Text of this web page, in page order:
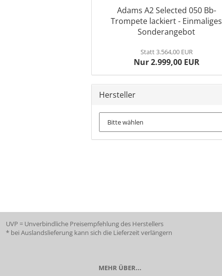
Adams A2 Selected 050 Bb-
Trompete lackiert - Einmaliges
Sonderangebot
Statt 3.564,00 EUR
Nur 2.999,00 EUR
Hersteller
UVP = Unverbindliche Preisempfehlung des Herstellers
* bei Auslandslieferung kann sich die Lieferzeit verlängern
MEHR ÜBER...